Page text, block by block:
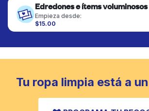
terminan de forma profesional.
trajes, vestidos, abrigos y telas que
cuidado especial para mantener su
textura.
Edredones e ítems voluminosos
Empieza desde:
$15.00
Los artículos grandes como
completamente. Diseñado para
más pesadas que no caben en una
CONSULTAR PRECIOS
Tu ropa limpia está a